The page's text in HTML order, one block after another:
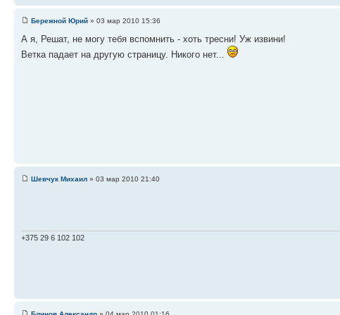
Бережной Юрий » 03 мар 2010 15:36
А я, Решат, не могу тебя вспомнить - хоть тресни! Уж извини!
Ветка падает на другую страницу. Никого нет...
Шевчук Михаил » 03 мар 2010 21:40
+375 29 6 102 102